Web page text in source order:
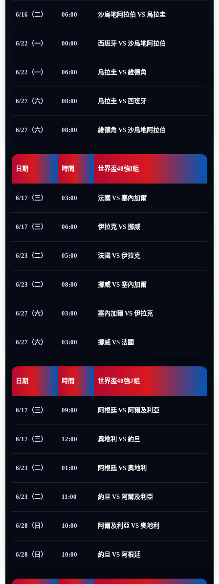
6/16（二） 06:00 沙烏地阿拉伯 VS 烏拉圭
6/22（一） 00:00 西班牙 VS 沙烏地阿拉伯
6/22（一） 06:00 烏拉圭 VS 維德角
6/27（六） 08:00 烏拉圭 VS 西班牙
6/27（六） 08:00 維德角 VS 沙烏地阿拉伯
日期 時間 世界盃48強I組
6/17（三） 03:00 法國 VS 塞內加爾
6/17（三） 06:00 伊拉克 VS 挪威
6/23（二） 05:00 法國 VS 伊拉克
6/23（二） 08:00 挪威 VS 塞內加爾
6/27（六） 03:00 塞內加爾 VS 伊拉克
6/27（六） 03:00 挪威 VS 法國
日期 時間 世界盃48強J組
6/17（三） 09:00 阿根廷 VS 阿爾及利亞
6/17（三） 12:00 奧地利 VS 約旦
6/23（二） 01:00 阿根廷 VS 奧地利
6/23（二） 11:00 約旦 VS 阿爾及利亞
6/28（日） 10:00 阿爾及利亞 VS 奧地利
6/28（日） 10:00 約旦 VS 阿根廷